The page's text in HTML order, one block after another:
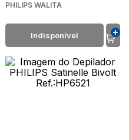
PHILIPS WALITA
Indisponível